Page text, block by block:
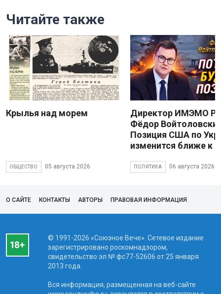
Читайте также
Крылья над морем
ОБЩЕСТВО 05 августа 2026
Директор ИМЭМО
Фёдор
Позиция США по
изменится ближе к
ПОЛИТИКА 06 августа 2026
О САЙТЕ КОНТАКТЫ АВТОРЫ ПРАВОВАЯ ИНФОРМАЦИЯ
© 1991-2026 «Союзное Вече». Сетевое издание
зарегистрировано роскомнадзором,
свидетельство эл № фc77-52606 от 25 января
2013 года.
Вся информация, размещенная на веб-сайте